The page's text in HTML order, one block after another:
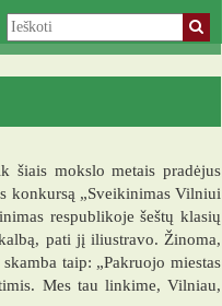
šiais mokslo metais pradėjus
konkursą „Sveikinimas Vilniui
respublikoje šeštų klasių
pati jį iliustravo. Žinoma,
taip: „Pakruojo miestas
Mes tau linkime, Vilniau,